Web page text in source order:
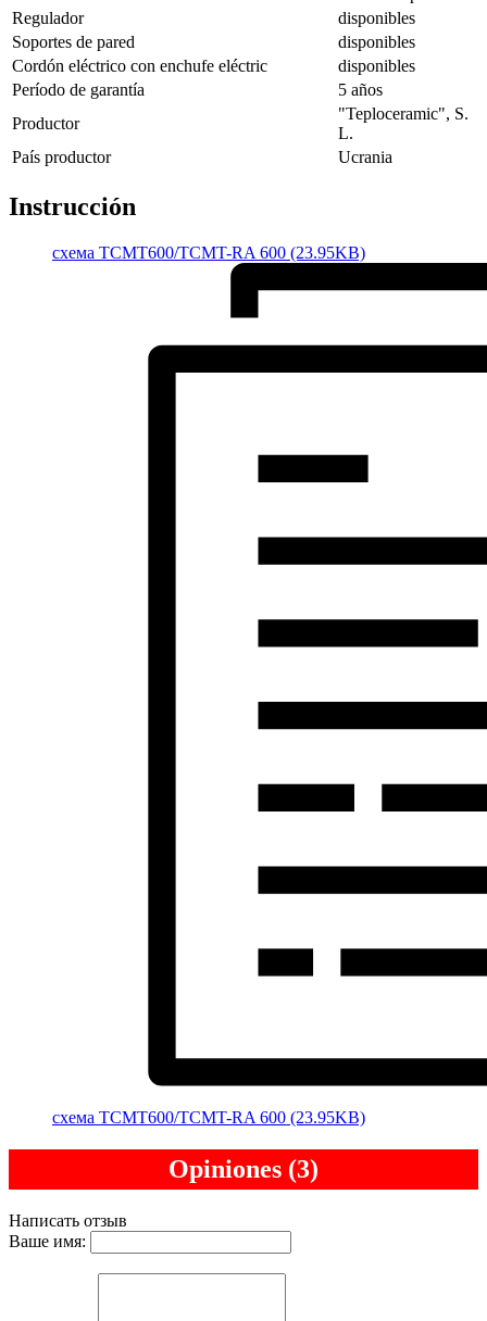
Regulador
disponibles
Soportes de pared
disponibles
Cordón eléctrico con enchufe eléctric
disponibles
Período de garantía
5 años
Productor
"Teploceramic", S.
L.
País productor
Ucrania
Instrucción
cхема TCMT600/TCMT-RA 600 (23.95KB)
cхема TCMT600/TCMT-RA 600 (23.95KB)
Opiniones (3)
Написать отзыв
Ваше имя: